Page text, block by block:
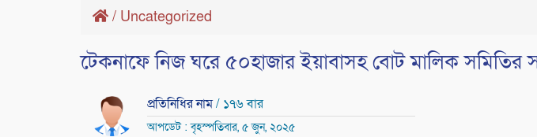
/ Uncategorized
‎টেকনাফে নিজ ঘরে ৫০হাজার ইয়াবাসহ বোট মালিক
প্রতিনিধির নাম/ ১৭৬ বার
আপডেট : বৃহস্পতিবার, ৫ জুন, ২০২৫